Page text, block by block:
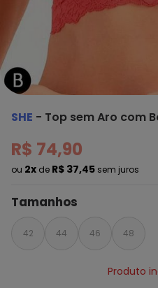
SHE - Top sem Aro com
R$ 74,90
ou 2x de R$ 37,45 sem juros
Tamanhos
42 44 46 48
Produto